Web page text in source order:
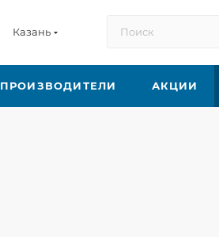
Казань
ПРОИЗВОДИТЕЛИ АКЦИИ